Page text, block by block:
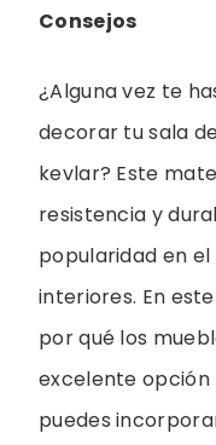
Consejos
¿Alguna vez te
decorar tu sala
kevlar? Este
resistencia y
popularidad en
interiores. En
por qué los
excelente opción
puedes